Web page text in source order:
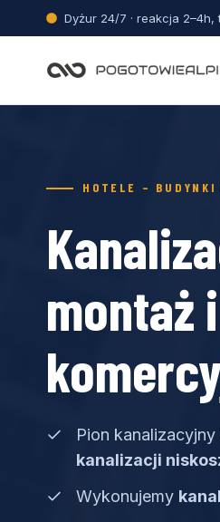
Przejdź
do
Dyżur 24/7 · reakcja
HOTELE –
montaż
Pion
kanalizacji
Wykonujemy